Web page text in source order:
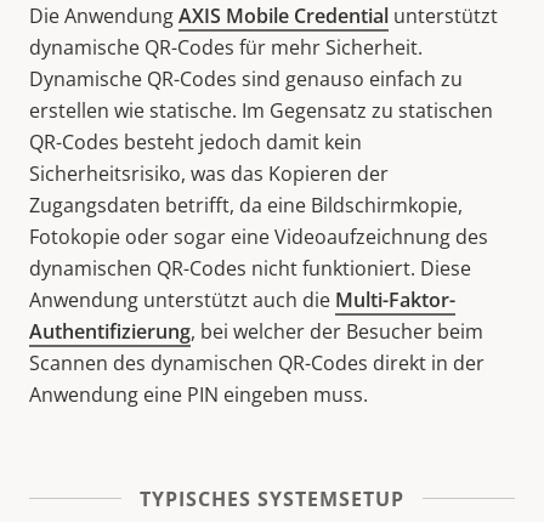
Die AnwendungAXIS Mobile Credential unterstützt
dynamische QR-Codes für mehr Sicherheit.
Dynamische QR-Codes sind genauso einfach zu
erstellen wie statische. Im Gegensatz zu statischen
QR-Codes besteht jedoch damit kein
Sicherheitsrisiko, was das Kopieren der
Zugangsdaten betrifft, da eine Bildschirmkopie,
Fotokopie oder sogar eine Videoaufzeichnung des
dynamischen QR-Codes nicht funktioniert. Diese
Anwendung unterstützt auch die Multi-Faktor-
Authentifizierung, bei welcher der Besucher beim
Scannen des dynamischen QR-Codes direkt in der
Anwendung eine PIN eingeben muss.
TYPISCHES SYSTEMSETUP